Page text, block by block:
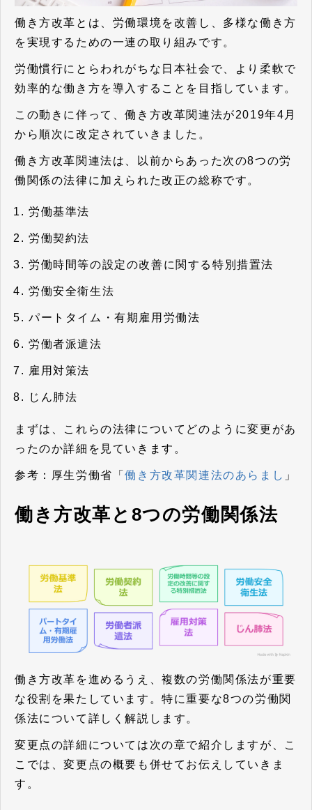
働き方改革とは、労働環境を改善し、多様な働き方
を実現するための一連の取り組みです。
労働慣行にとらわれがちな日本社会で、より柔軟で
効率的な働き方を導入することを目指しています。
この動きに伴って、働き方改革関連法が2019年4月
から順次に改定されていきました。
働き方改革関連法は、以前からあった次の8つの労
働関係の法律に加えられた改正の総称です。
労働基準法
労働契約法
労働時間等の設定の改善に関する特別措置法
労働安全衛生法
パートタイム・有期雇用労働法
労働者派遣法
雇用対策法
じん肺法
まずは、これらの法律についてどのように変更があ
ったのか詳細を見ていきます。
参考：厚生労働省「働き方改革関連法のあらまし 」
働き方改革と8つの労働関係法
働き方改革を進めるうえ、複数の労働関係法が重要
な役割を果たしています。特に重要な8つの労働関
係法について詳しく解説します。
変更点の詳細については次の章で紹介しますが、こ
こでは、変更点の概要も併せてお伝えしていきま
す。